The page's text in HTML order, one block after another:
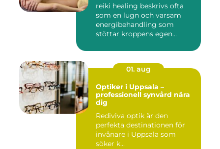
reiki healing beskrivs ofta
som en lugn och varsam
energibehandling som
stöttar kroppens egen
01. aug
Optiker i Uppsala –
professionell synvård nära
dig
Rediviva optik är den
perfekta destinationen för
invånare i Uppsala som
söker k...